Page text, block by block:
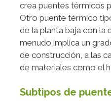
crea puentes térmicos
Otro puente térmico
de la planta baja con la
menudo implica un
de construcción, a las
de materiales como el
Subtipos de